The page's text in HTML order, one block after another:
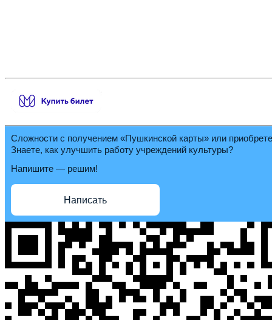
Сложности с получением «Пушкинской карты» или
Знаете, как улучшить работу учреждений культуры?
Напишите — решим!
Написать